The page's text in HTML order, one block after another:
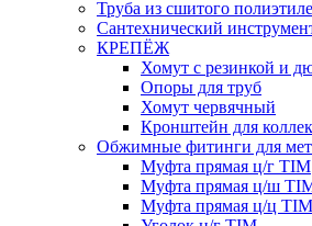
Труба из сшитого
Сантехнический
КРЕПЁЖ
Хомут с резинкой и
Опоры для труб
Хомут червячный
Кронштейн для
Обжимные фитинги для
Муфта прямая ц/г TIM
Муфта прямая ц/ш
Муфта прямая ц/ц TIM